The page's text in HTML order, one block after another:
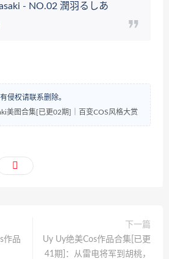
- NO.02 潤羽るしあ
侵权请联系删除。
美图合集[已更02期]｜百变COS风格大赏
作品
下一篇
Uy Uy绝美Cos作品合集[已更
41期]：从雷电将军到胡桃，